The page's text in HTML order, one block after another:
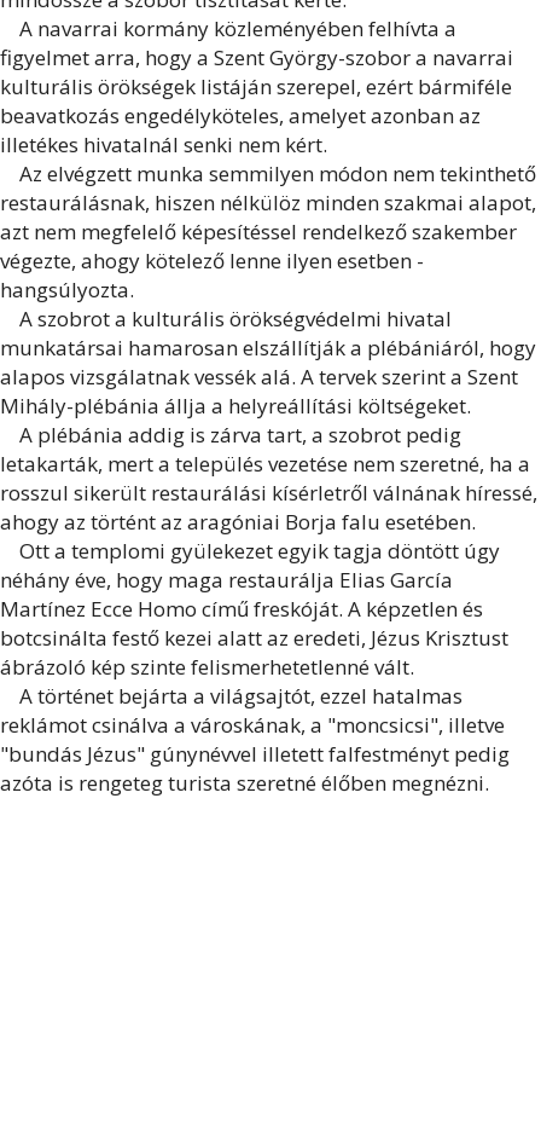
A navarrai kormány közleményében felhívta a
figyelmet arra, hogy a Szent György-szobor a navarrai
kulturális örökségek listáján szerepel, ezért bármiféle
beavatkozás engedélyköteles, amelyet azonban az
illetékes hivatalnál senki nem kért.
Az elvégzett munka semmilyen módon nem tekinthető
restaurálásnak, hiszen nélkülöz minden szakmai alapot,
azt nem megfelelő képesítéssel rendelkező szakember
végezte, ahogy kötelező lenne ilyen esetben -
hangsúlyozta.
A szobrot a kulturális örökségvédelmi hivatal
munkatársai hamarosan elszállítják a plébániáról, hogy
alapos vizsgálatnak vessék alá. A tervek szerint a Szent
Mihály-plébánia állja a helyreállítási költségeket.
A plébánia addig is zárva tart, a szobrot pedig
letakarták, mert a település vezetése nem szeretné, ha a
rosszul sikerült restaurálási kísérletről válnának híressé,
ahogy az történt az aragóniai Borja falu esetében.
Ott a templomi gyülekezet egyik tagja döntött úgy
néhány éve, hogy maga restaurálja Elias García
Martínez Ecce Homo című freskóját. A képzetlen és
botcsinálta festő kezei alatt az eredeti, Jézus Krisztust
ábrázoló kép szinte felismerhetetlenné vált.
A történet bejárta a világsajtót, ezzel hatalmas
reklámot csinálva a városkának, a "moncsicsi", illetve
"bundás Jézus" gúnynévvel illetett falfestményt pedig
azóta is rengeteg turista szeretné élőben megnézni.